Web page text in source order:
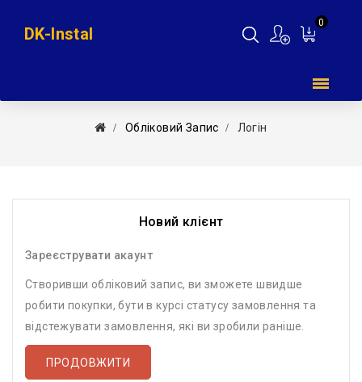
0
DK-Instal
Обліковий Запис Логін
Новий клієнт
Зареєструвати акаунт
Створивши обліковий запис, ви зможете швидше
робити покупки, бути в курсі статусу замовлення та
відстежувати замовлення, які ви зробили раніше.
ПРОДОВЖИТИ